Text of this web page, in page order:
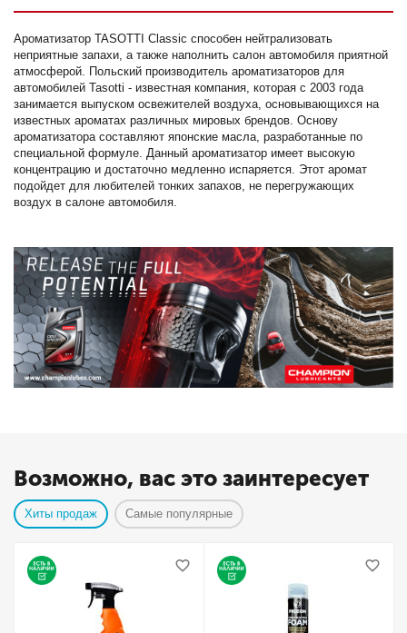
Ароматизатор TASOTTI Classic способен нейтрализовать
неприятные запахи, а также наполнить салон автомобиля приятной
атмосферой. Польский производитель ароматизаторов для
автомобилей Tasotti - известная компания, которая с 2003 года
занимается выпуском освежителей воздуха, основывающихся на
известных ароматах различных мировых брендов. Основу
ароматизатора составляют японские масла, разработанные по
специальной формуле. Данный ароматизатор имеет высокую
концентрацию и достаточно медленно испаряется. Этот аромат
подойдет для любителей тонких запахов, не перегружающих
воздух в салоне автомобиля.
Возможно, вас это заинтересует
Хиты продаж Самые популярные